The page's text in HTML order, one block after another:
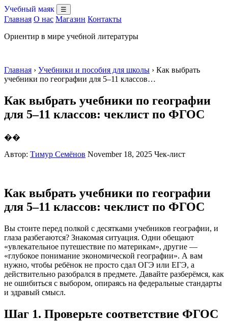
Учебный маяк ☰
Главная О нас Магазин Контакты
Ориентир в мире учебной литературы
Главная › Учебники и пособия для школы › Как выбрать
учебники по географии для 5–11 классов…
Как выбрать учебники по географии
для 5–11 классов: чеклист по ФГОС
��
Автор: Тимур Семёнов November 18, 2025 Чек-лист
Как выбрать учебники по географии
для 5–11 классов: чеклист по ФГОС
Вы стоите перед полкой с десятками учебников географии, и
глаза разбегаются? Знакомая ситуация. Одни обещают
«увлекательное путешествие по материкам», другие —
«глубокое понимание экономической географии». А вам
нужно, чтобы ребёнок не просто сдал ОГЭ или ЕГЭ, а
действительно разобрался в предмете. Давайте разберёмся, как
не ошибиться с выбором, опираясь на федеральные стандарты
и здравый смысл.
Шаг 1. Проверьте соответствие ФГОС